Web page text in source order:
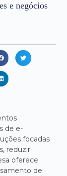
e negócios
de e-
focadas
reduzir
oferece
de